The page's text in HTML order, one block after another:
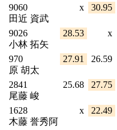
9060
田近 資武
x 30.95
9026
小林 拓矢
28.53 x
970
原 胡太
27.91 26.59
2841
尾藤 峻
25.68 27.75
1628
木藤 誉秀阿
x 22.49